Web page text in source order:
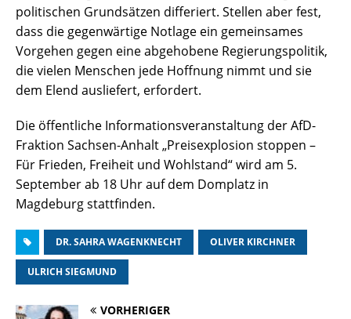
politischen Grundsätzen differiert. Stellen aber fest,
dass die gegenwärtige Notlage ein gemeinsames
Vorgehen gegen eine abgehobene Regierungspolitik,
die vielen Menschen jede Hoffnung nimmt und sie
dem Elend ausliefert, erfordert.
Die öffentliche Informationsveranstaltung der AfD-
Fraktion Sachsen-Anhalt „Preisexplosion stoppen –
Für Frieden, Freiheit und Wohlstand“ wird am 5.
September ab 18 Uhr auf dem Domplatz in
Magdeburg stattfinden.
DR. SAHRA WAGENKNECHT OLIVER KIRCHNER
ULRICH SIEGMUND
VORHERIGER